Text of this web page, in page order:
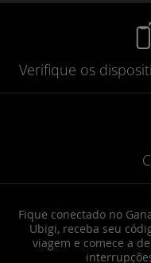
Verifique os
Fique conectado no
Ubigi, receba seu
viagem e comece a